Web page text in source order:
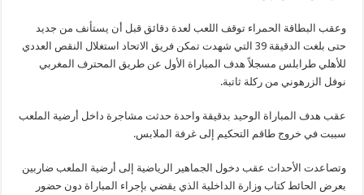
وعقب البطاقة الحمراء توقف اللعب لعدة دقائق قبل أن يستأنف من جديد
حتى بلغت الدقيقة 39 التي شهدت تمكن فريق الاتحاد استغلال النقص العددي
للأهلي طرابلس مسجلاً هدف المباراة الأول عن طريق المحترف المغربي
نوفل الزرهوني من ركلة ثاتبة.
عقب هدف المباراة الوحيد بدقيقة واحدة حدثت مشاجرة داخل أرضية الملعب
سببت في خروج طاقم التحكيم إلى غرفة الملابس.
وتصاعدت الأحداث عقب دخول الجماهير الرياضية إلى أرضية الملعب ضاربين
بعرض الحائط كتاب وزارة الداخلية الذي يقضي بإجراء المباراة دون حضور